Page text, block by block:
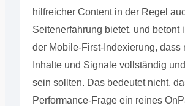
hilfreicher Content in der Regel
Seitenerfahrung bietet, und betont
der Mobile-First-Indexierung, dass
Inhalte und Signale vollständig
sein sollten. Das bedeutet nicht,
Performance-Frage ein reines